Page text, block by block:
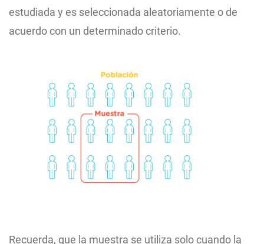
estudiada y es seleccionada aleatoriamente o de
acuerdo con un determinado criterio.
Recuerda, que la muestra se utiliza solo cuando la